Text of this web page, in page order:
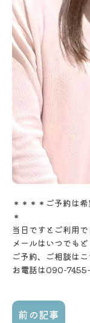
＊＊＊＊ご予約は
＊
当日ですとご利用
メールはいつでもど
ご予約、ご相談は
お電話は090-
前の記事